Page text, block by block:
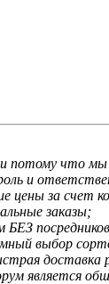
потому что мы
и
цены за счет
заказы;
БЕЗ
выбор
доставка
является